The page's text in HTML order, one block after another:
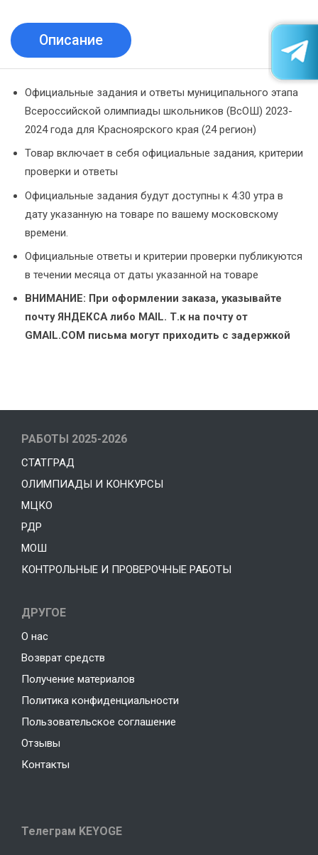
Описание
Официальные задания и ответы муниципального этапа
Всероссийской олимпиады школьников (ВсОШ) 2023-
2024 года для Красноярского края (24 регион)
Товар включает в себя официальные задания, критерии
проверки и ответы
Официальные задания будут доступны к 4:30 утра в
дату указанную на товаре по вашему московскому
времени.
Официальные ответы и критерии проверки публикуются
в течении месяца от даты указанной на товаре
ВНИМАНИЕ: При оформлении заказа, указывайте
почту ЯНДЕКСА либо MAIL. Т.к на почту от
GMAIL.COM письма могут приходить с задержкой
РАБОТЫ 2025-2026
СТАТГРАД
ОЛИМПИАДЫ И КОНКУРСЫ
МЦКО
РДР
МОШ
КОНТРОЛЬНЫЕ И ПРОВЕРОЧНЫЕ РАБОТЫ
ДРУГОЕ
О нас
Возврат средств
Получение материалов
Политика конфиденциальности
Пользовательское соглашение
Отзывы
Контакты
Телеграм KEYOGE